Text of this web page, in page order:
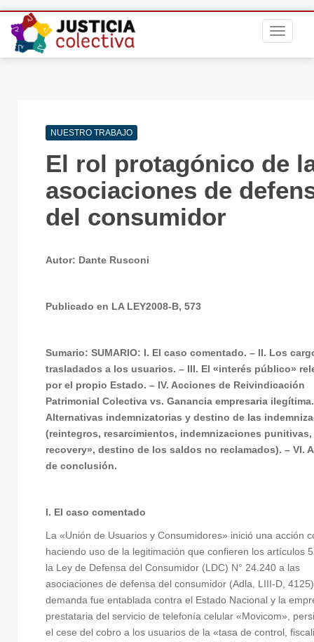
NUESTRO TRABAJO
El rol protagónico de
asociaciones de
del consumidor
Autor: Dante Rusconi
Publicado en LA LEY2008-B, 573
Sumario: SUMARIO: I. El caso comentado. – II. Los
trasladados a los usuarios. – III. El «interés público»
por el propio Estado. – IV. Acciones de Reivindicación
Patrimonial Colectiva vs. Ganancia empresaria ilegítima.
Alternativas indemnizatorias y destino de las
(reintegros, resarcimientos, indemnizaciones
recovery», destino de los saldos no reclamados). – VI.
de conclusión.
I. El caso comentado
La «Unión de Usuarios y Consumidores» inició una acción
haciendo uso de la legitimación que confieren los artículos
la Ley de Defensa del Consumidor (LDC) N° 24.240 a las
asociaciones de defensa del consumidor (Adla, LIII-D,
demanda fue entablada contra el Estado Nacional y la
prestataria del servicio de telefonía celular «Movicom»,
el cese del cobro a los usuarios de la «tasa de control,
Navegación
entradas